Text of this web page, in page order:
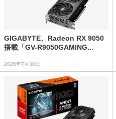
GIGABYTE、Radeon RX 9050
搭載「GV-R9050GAMING...
2026年7月30日